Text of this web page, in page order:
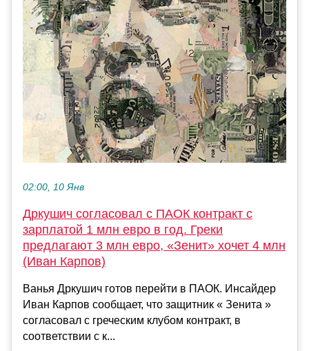
02:00, 10 Янв
Дркушич согласовал с ПАОК контракт с
зарплатой 1 млн евро в год. Греки
предлагают 3 млн евро, «Зенит» хочет 4 млн
(Иван Карпов)
Ванья Дркушич готов перейти в ПАОК. Инсайдер
Иван Карпов сообщает, что защитник « Зенита »
согласовал с греческим клубом контракт, в
соответствии с к...